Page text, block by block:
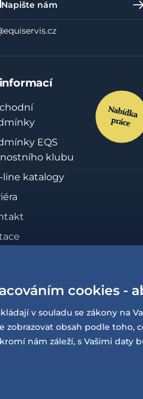
Napište nám
EQS
klubu
line katalogy
o
cookies -
v souladu se zákony na
zobrazovat obsah podle toho,
nám záleží, s Vašimi daty